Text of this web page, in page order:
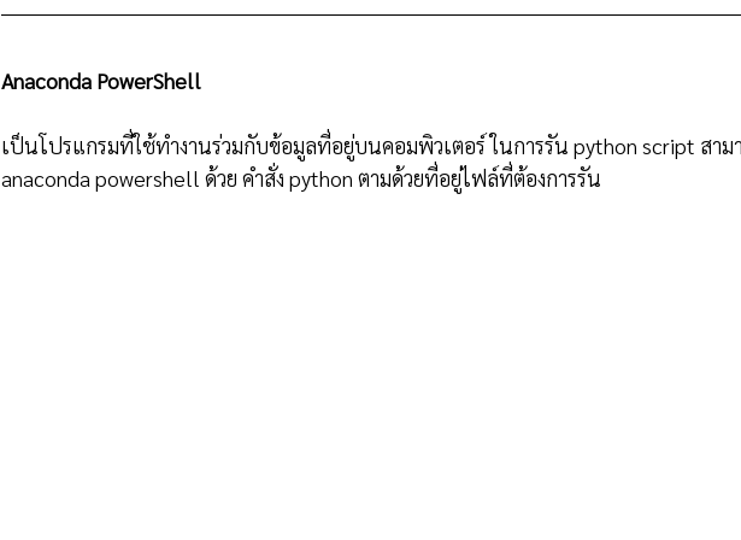
Anaconda PowerShell
เป็นโปรแกรมที่ใช้ทำงานร่วมกับข้อมูลที่อยู่บนคอมพิวเตอร์ ในการรัน python script สาม
anaconda powershell ด้วย คำสั่ง python ตามด้วยที่อยู่ไฟล์ที่ต้องการรัน